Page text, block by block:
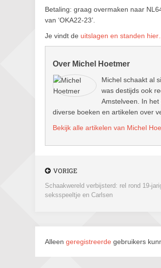
Betaling: graag overmaken naar
van ‘OKA22-23’.
Je vindt de uitslagen en standen hier…
Over Michel Hoetmer
Michel schaakt al
was destijds ook
Amstelveen. In
diverse boeken en artikelen over
Bekijk alle artikelen van Michel
VORIGE
Schaakwereld verbijsterd: rel rond 19-
seksspeeltje en Carlsen
Alleen geregistreerde gebruikers